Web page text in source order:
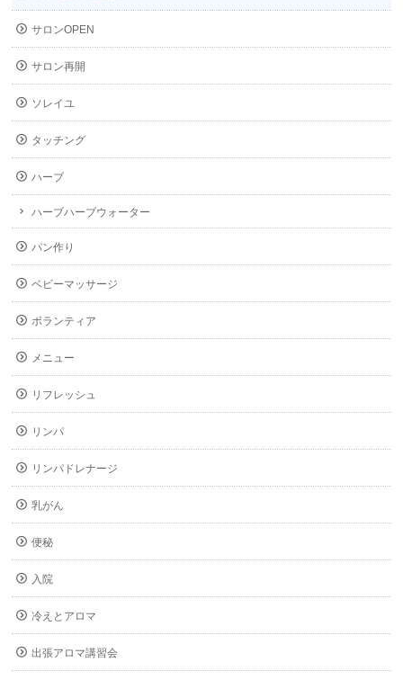
サロンOPEN
サロン再開
ソレイユ
タッチング
ハーブ
ハーブハーブウォーター
パン作り
ベビーマッサージ
ボランティア
メニュー
リフレッシュ
リンパ
リンパドレナージ
乳がん
便秘
入院
冷えとアロマ
出張アロマ講習会